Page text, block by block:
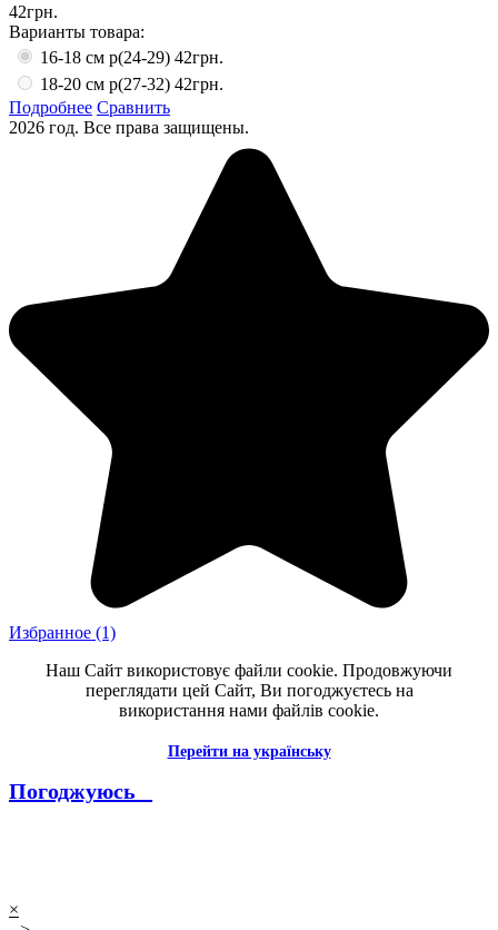
42грн.
Варианты товара:
16-18 см р(24-29) 42грн.
18-20 см р(27-32) 42грн.
Подробнее Сравнить
2026 год. Все права защищены.
Избранное (1)
Наш Сайт використовує файли cookie. Продовжуючи
переглядати цей Сайт, Ви погоджуєтесь на
використання нами файлів cookie.
Перейти на українську
Погоджуюсь _
×